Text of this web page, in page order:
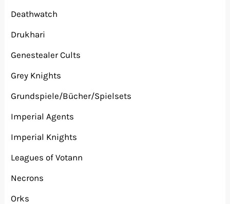
Deathwatch
Drukhari
Genestealer Cults
Grey Knights
Grundspiele/Bücher/Spielsets
Imperial Agents
Imperial Knights
Leagues of Votann
Necrons
Orks